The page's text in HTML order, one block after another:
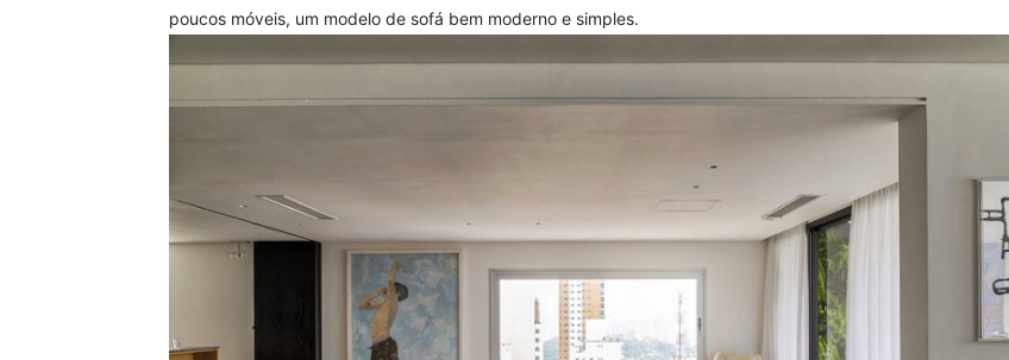
poucos móveis, um modelo de sofá bem moderno e simples.